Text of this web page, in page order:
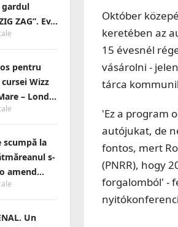
gardul
ZAG”. Ev...
pentru
Wizz
– Lond...
scumpă la
s-
amend...
Un
Október
keretében az
15 évesnél
vásárolni -
tárca
'Ez a program
autójukat, de
fontos, mert
(PNRR), hogy
forgalomból' -